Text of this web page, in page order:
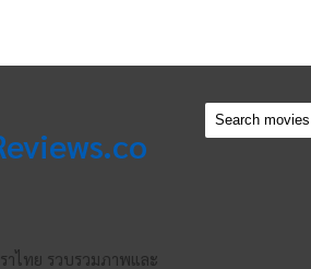
าไทย รวบรวมภาพและ